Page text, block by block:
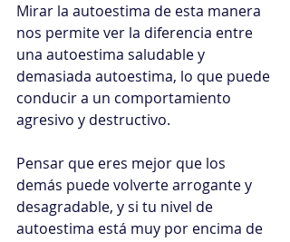
Mirar la autoestima de esta manera
nos permite ver la diferencia entre
una autoestima saludable y
demasiada autoestima, lo que puede
conducir a un comportamiento
agresivo y destructivo.
Pensar que eres mejor que los
demás puede volverte arrogante y
desagradable, y si tu nivel de
autoestima está muy por encima de